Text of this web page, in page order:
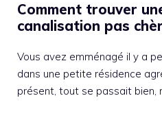
Comment trouver
canalisation pas
Vous avez emménagé il y a
dans une petite résidence
présent, tout se passait bien,